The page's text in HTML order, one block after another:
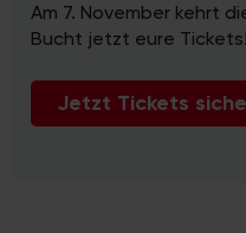
Am 7. November kehrt
Bucht jetzt eure Tickets!
Jetzt Tickets